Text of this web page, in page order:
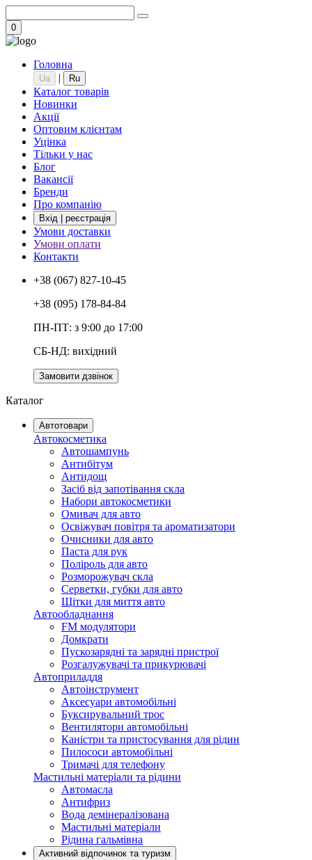
0
Головна
Ua | Ru
Каталог товарів
Новинки
Акції
Оптовим клієнтам
Уцінка
Тільки у нас
Блог
Вакансії
Бренди
Про компанію
Вхід | реєстрація
Умови доставки
Умови оплати
Контакти
+38 (067) 827-10-45
+38 (095) 178-84-84
ПН-ПТ: з 9:00 до 17:00
СБ-НД: вихідний
Замовити дзвінок
Каталог
Автотовари
Автокосметика
Автошампунь
Антибітум
Антидощ
Засіб від запотівання скла
Набори автокосметики
Омивач для авто
Освіжувач повітря та ароматизатори
Очисники для авто
Паста для рук
Поліроль для авто
Розморожувач скла
Серветки, губки для авто
Щітки для миття авто
Автообладнання
FM модулятори
Домкрати
Пускозарядні та зарядні пристрої
Розгалужувачі та прикурювачі
Автоприладдя
Автоінструмент
Аксесуари автомобільні
Буксирувальний трос
Вентилятори автомобільні
Каністри та пристосування для рідин
Пилососи автомобільні
Тримачі для телефону
Мастильні матеріали та рідини
Автомасла
Антифриз
Вода демінералізована
Мастильні матеріали
Рідина гальмівна
Активний відпочинок та туризм